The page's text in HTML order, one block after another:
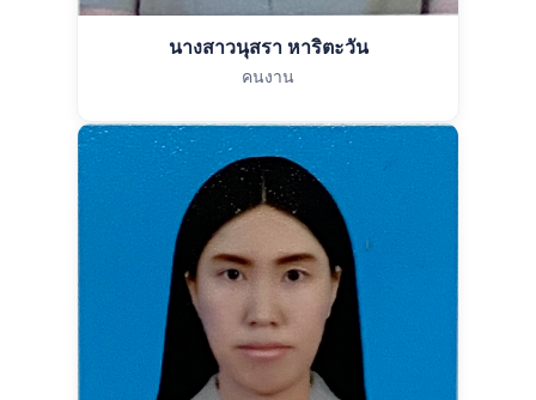
นางสาวนุสรา หาริตะวัน
คนงาน